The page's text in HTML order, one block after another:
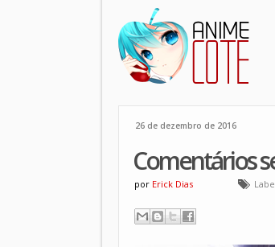
26 de dezembro de 2016
Comentários
por Erick Dias